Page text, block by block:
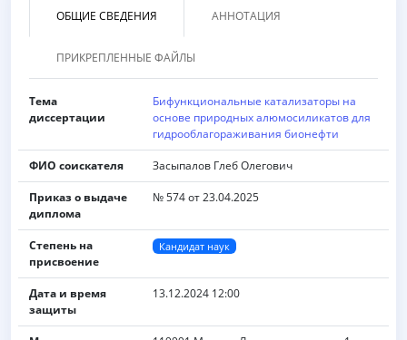
ОБЩИЕ СВЕДЕНИЯ АННОТАЦИЯ
ПРИКРЕПЛЕННЫЕ ФАЙЛЫ
Тема
диссертации
Бифункциональные катализаторы на
основе природных алюмосиликатов для
гидрооблагораживания бионефти
ФИО соискателя Засыпалов Глеб Олегович
Приказ о выдаче
диплома
№ 574 от 23.04.2025
Степень на
присвоение
Кандидат наук
Дата и время
защиты
13.12.2024 12:00